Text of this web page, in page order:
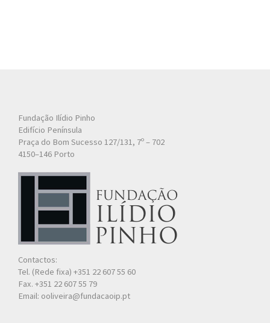
Fundação Ilídio Pinho
Edifício Península
Praça do Bom Sucesso 127/131, 7º – 702
4150–146 Porto
Contactos:
Tel. (Rede fixa) +351 22 607 55 60
Fax. +351 22 607 55 79
Email: ooliveira@fundacaoip.pt